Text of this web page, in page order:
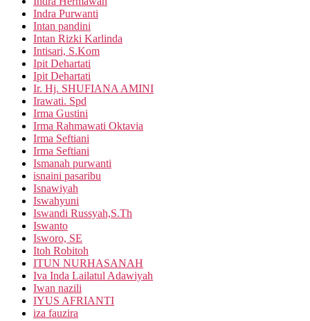
Indra Purwanti
Intan pandini
Intan Rizki Karlinda
Intisari, S.Kom
Ipit Dehartati
Ipit Dehartati
Ir. Hj. SHUFIANA AMINI
Irawati. Spd
Irma Gustini
Irma Rahmawati Oktavia
Irma Seftiani
Irma Seftiani
Ismanah purwanti
isnaini pasaribu
Isnawiyah
Iswahyuni
Iswandi Russyah,S.Th
Iswanto
Isworo, SE
Itoh Robitoh
ITUN NURHASANAH
Iva Inda Lailatul Adawiyah
Iwan nazili
IYUS AFRIANTI
iza fauzira